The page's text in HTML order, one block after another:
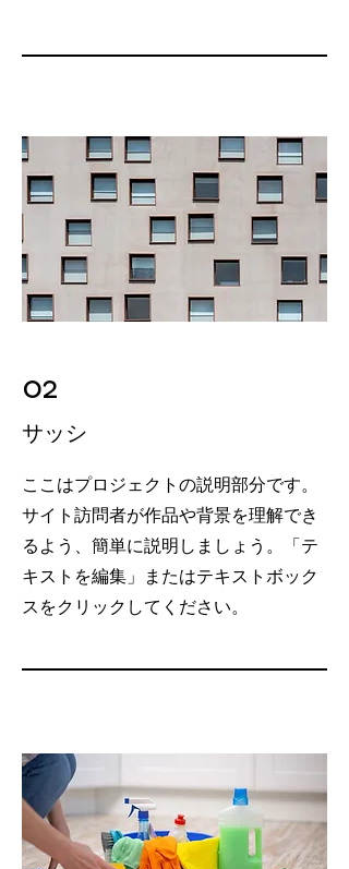
02
サッシ
ここはプロジェクトの説明部分です。
サイト訪問者が作品や背景を理解でき
るよう、簡単に説明しましょう。「テ
キストを編集」またはテキストボック
スをクリックしてください。